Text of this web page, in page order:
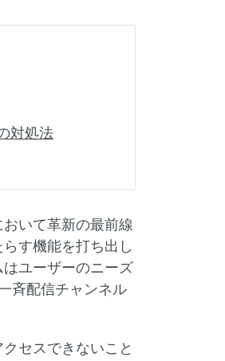
対処法
いて革新の最前線
す機能を打ち出し
ユーザーのニーズ
斉配信チャンネル
セスできないこと